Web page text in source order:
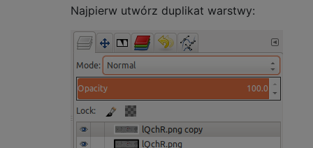
Najpierw utwórz duplikat warstwy: